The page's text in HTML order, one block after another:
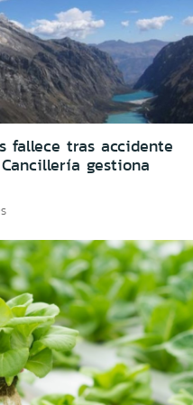
fallece tras accidente
gestiona